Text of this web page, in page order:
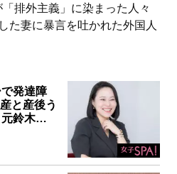
排外主義」に染まった人々
た妻に暴言を吐かれた外国人
発達障
と産後う
元鈴木…